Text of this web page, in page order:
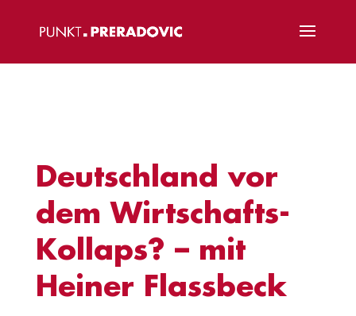
Deutschland vor
dem Wirtschafts-
Kollaps? – mit
Heiner Flassbeck